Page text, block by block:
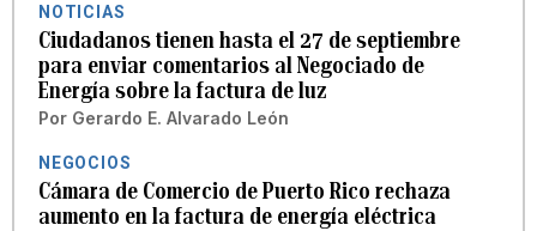
NOTICIAS
Ciudadanos tienen hasta el 27 de septiembre
para enviar comentarios al Negociado de
Energía sobre la factura de luz
Por Gerardo E. Alvarado León
NEGOCIOS
Cámara de Comercio de Puerto Rico rechaza
aumento en la factura de energía eléctrica